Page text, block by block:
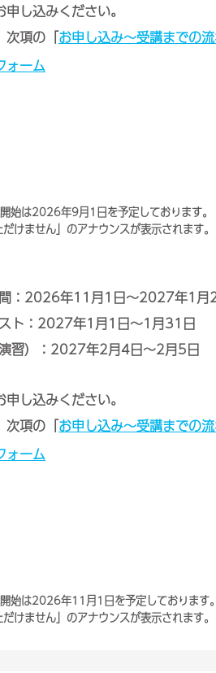
し込みください。
次項の「お申し込み～受講までの
ォーム
始は2026年9月1日を予定しております。
けません」のアナウンスが表示されます。
：2026年11月1日～2027年1月
ト：2027年1月1日～1月31日
習）：2027年2月4日～2月5日
し込みください。
次項の「お申し込み～受講までの
ォーム
始は2026年11月1日を予定しております
けません」のアナウンスが表示されます。